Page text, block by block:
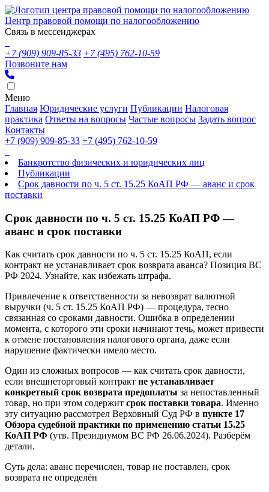
Центр правовой помощи по налогообложению
Связь в мессенджерах
+7 (909) 909-85-33 +7 (495) 762-10-59
Позвоните нам
Меню
Главная Юридические услуги Публикации Налоговая
практика Ответы на вопросы Частые вопросы Задать вопрос
Контакты
+7 (909) 909-85-33 +7 (495) 762-10-59
Банкротство физических и юридических лиц
Публикации
Срок давности по ч. 5 ст. 15.25 КоАП РФ — аванс и срок
поставки
Срок давности по ч. 5 ст. 15.25 КоАП РФ —
аванс и срок поставки
Как считать срок давности по ч. 5 ст. 15.25 КоАП, если
контракт не устанавливает срок возврата аванса? Позиция ВС
РФ 2024. Узнайте, как избежать штрафа.
Привлечение к ответственности за невозврат валютной
выручки (ч. 5 ст. 15.25 КоАП РФ) — процедура, тесно
связанная со сроками давности. Ошибка в определении
момента, с которого эти сроки начинают течь, может привести
к отмене постановления налогового органа, даже если
нарушение фактически имело место.
Один из сложных вопросов — как считать срок давности,
если внешнеторговый контракт не устанавливает
конкретный срок возврата предоплаты за непоставленный
товар, но при этом содержит срок поставки товара. Именно
эту ситуацию рассмотрел Верховный Суд РФ в пункте 17
Обзора судебной практики по применению статьи 15.25
КоАП РФ (утв. Президиумом ВС РФ 26.06.2024). Разберём
детали.
Суть дела: аванс перечислен, товар не поставлен, срок
возврата не определён